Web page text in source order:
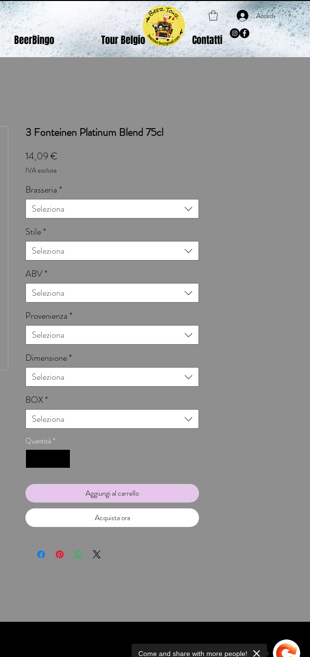
Accedi
BeerBingo Tour Belgio Contatti
3 Fonteinen Platinum Blend 75cl
14,09 €
IVA esclusa
Brasseria *
Seleziona
Stile*
Seleziona
ABV*
Seleziona
Provenienza *
Seleziona
Dimensione*
Seleziona
BOX*
Seleziona
Quantità *
Aggiungi al carrello
Acquista ora
Come and share with more people!